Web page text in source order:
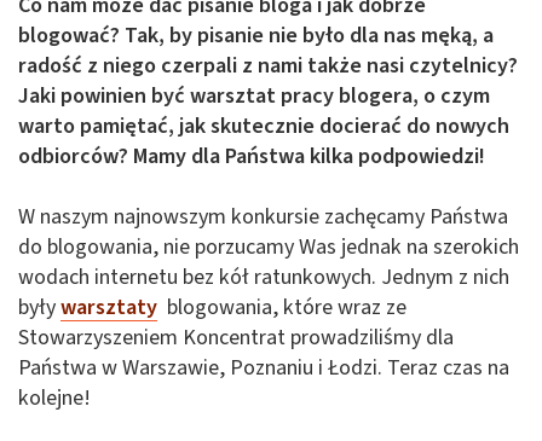
blogować? Tak, by pisanie nie było dla nas męką, a
radość z niego czerpali z nami także nasi czytelnicy?
Jaki powinien być warsztat pracy blogera, o czym
warto pamiętać, jak skutecznie docierać do nowych
odbiorców? Mamy dla Państwa kilka podpowiedzi!
W naszym najnowszym konkursie zachęcamy Państwa
do blogowania, nie porzucamy Was jednak na szerokich
wodach internetu bez kół ratunkowych. Jednym z nich
byływarsztaty blogowania, które wraz ze
Stowarzyszeniem Koncentrat prowadziliśmy dla
Państwa w Warszawie, Poznaniu i Łodzi. Teraz czas na
kolejne!